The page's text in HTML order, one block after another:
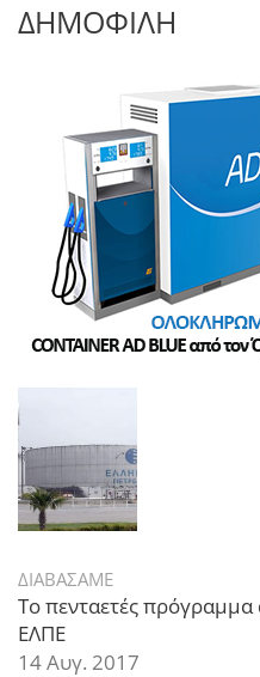
ΔΗΜΟΦΙΛΗ
ΔΙΑΒΑΣΑΜΕ
Το πενταετές
ΕΛΠΕ
14 Αυγ. 2017